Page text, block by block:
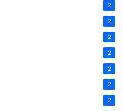
2
2
2
2
2
2
2